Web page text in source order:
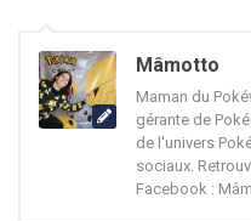
Mâmotto
Maman du
gérante de
de l'univers
sociaux.
Facebook :